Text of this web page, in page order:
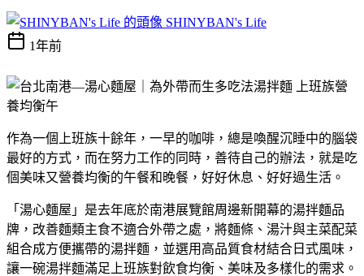
SHINYBAN's Life
1年前
作為一個上班族十餘年，一早的咖啡，總是喚醒沉睡中的腦袋
最好的方式，而在努力工作的同時，善待自己的辦法，就是吃
個美味又營養均衡的午餐和晚餐，好好休息、好好過生活。
「湯心麵屋」是去年底於南港展覽館周邊新開幕的湯拌麵品
牌，改善麵類主食不適合外帶之處，將麵條、湯汁與主菜配菜
組合成方便攜帶的湯拌麵，並選用高品質食材結合日式風味，
讓一碗湯拌麵滿足上班族對飲食均衡、美味及多樣化的需求。